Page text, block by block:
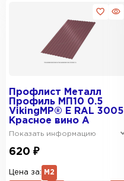
Профлист Металл
Профиль МП10 0.5
VikingMP® E RAL 3005
Красное вино A
Показать информацию
620 ₽
Цена за: М2